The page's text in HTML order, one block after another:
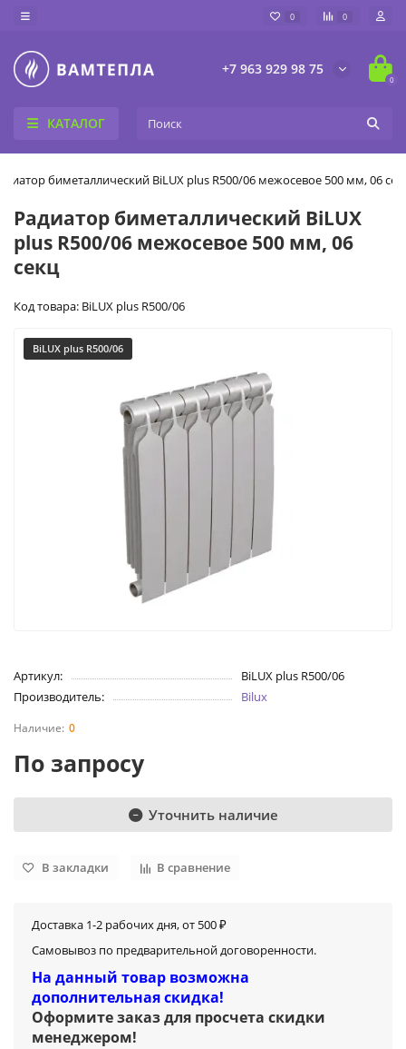
0 0
+7 963 929 98 75
0
КАТАЛОГ
биметаллический BiLUX plus R500/06 межосевое 500 мм, 06
Радиатор биметаллический BiLUX
plus R500/06 межосевое 500 мм, 06
секц
Код товара: BiLUX plus R500/06
BiLUX plus R500/06
Артикул:
BiLUX plus R500/06
Производитель:
Bilux
0
По запросу
Уточнить наличие
В закладки В сравнение
Доставка 1-2 рабочих дня, от 500 ₽
Самовывоз по предварительной договоренности.
На данный товар возможна
дополнительная скидка!
Оформите заказ для просчета скидки
менеджером!